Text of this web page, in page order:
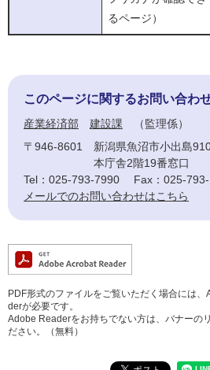
るページ）
このページに関するお問い合わ
産業経済部 建設課
監理係
〒946-8601
新潟県魚沼市小出島
本庁舎2階19番窓口
Tel：025-793-7990
Fax：025-
メールでのお問い合わせはこちら
PDF形式のファイルをご覧いただく場合には
derが必要です。
Adobe Readerをお持ちでない方は、バナーの
ださい。（無料）